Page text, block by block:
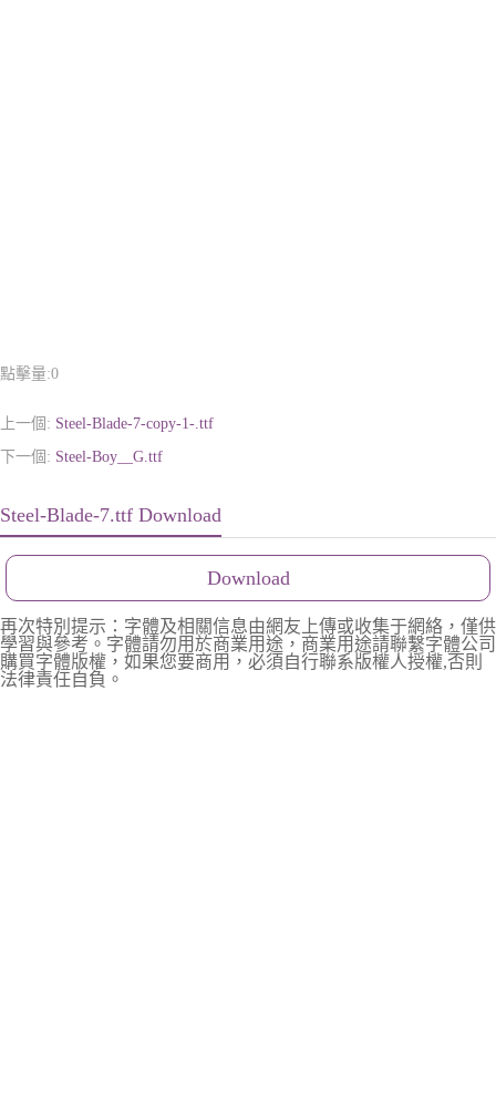
點擊量:0
上一個: Steel-Blade-7-copy-1-.ttf
下一個: Steel-Boy__G.ttf
Steel-Blade-7.ttf Download
Download
再次特別提示：字體及相關信息由網友上傳或收集于網絡，僅供
學習與參考。字體請勿用於商業用途，商業用途請聯繫字體公司
購買字體版權，如果您要商用，必須自行聯系版權人授權,否則
法律責任自負。